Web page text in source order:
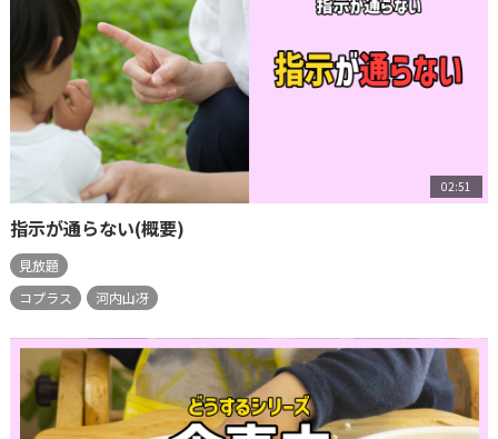
02:51
指示が通らない(概要)
見放題
コプラス
河内山冴